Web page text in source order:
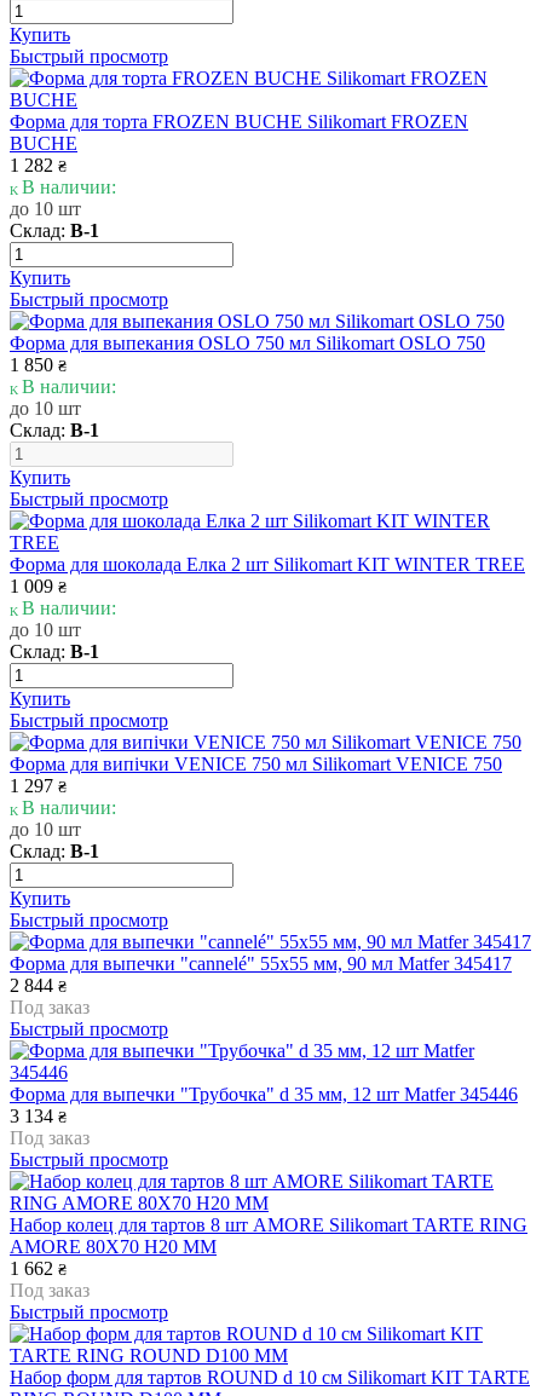
Купить
Быстрый просмотр
Форма для торта FROZEN BUCHE Silikomart FROZEN
BUCHE
1 282 ₴
В наличии:
до 10 шт
Склад: В-1
Купить
Быстрый просмотр
Форма для выпекания OSLO 750 мл Silikomart OSLO 750
1 850 ₴
В наличии:
до 10 шт
Склад: В-1
Купить
Быстрый просмотр
Форма для шоколада Елка 2 шт Silikomart KIT WINTER TREE
1 009 ₴
В наличии:
до 10 шт
Склад: В-1
Купить
Быстрый просмотр
Форма для випічки VENICE 750 мл Silikomart VENICE 750
1 297 ₴
В наличии:
до 10 шт
Склад: В-1
Купить
Быстрый просмотр
Форма для выпечки "cannelé" 55х55 мм, 90 мл Matfer 345417
2 844 ₴
Под заказ
Быстрый просмотр
Форма для выпечки "Трубочка" d 35 мм, 12 шт Matfer 345446
3 134 ₴
Под заказ
Быстрый просмотр
Набор колец для тартов 8 шт AMORE Silikomart TARTE RING
AMORE 80X70 H20 MM
1 662 ₴
Под заказ
Быстрый просмотр
Набор форм для тартов ROUND d 10 cм Silikomart KIT TARTE